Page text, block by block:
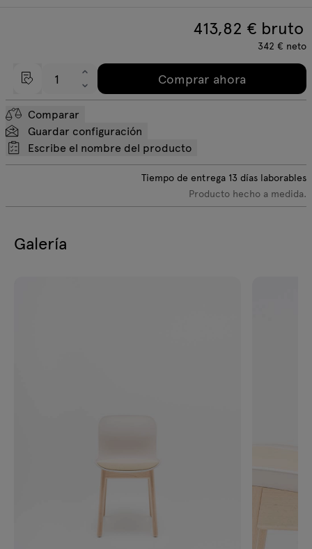
413,82 € bruto
342 € neto
Comprar ahora
Comparar
Guardar configuración
Escribe el nombre del producto
Tiempo de entrega 13 días laborables
Producto hecho a medida.
Galería